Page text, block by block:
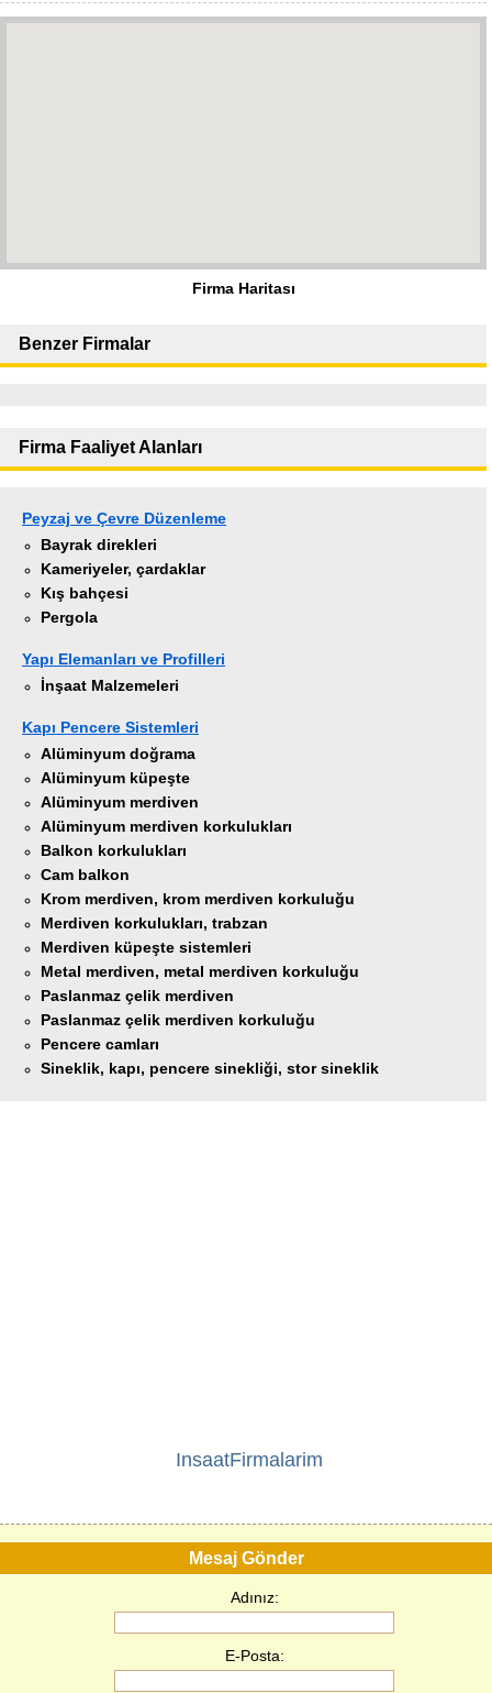
Firma Haritası
Benzer Firmalar
Firma Faaliyet Alanları
Peyzaj ve Çevre Düzenleme
Bayrak direkleri
Kameriyeler, çardaklar
Kış bahçesi
Pergola
Yapı Elemanları ve Profilleri
İnşaat Malzemeleri
Kapı Pencere Sistemleri
Alüminyum doğrama
Alüminyum küpeşte
Alüminyum merdiven
Alüminyum merdiven korkulukları
Balkon korkulukları
Cam balkon
Krom merdiven, krom merdiven korkuluğu
Merdiven korkulukları, trabzan
Merdiven küpeşte sistemleri
Metal merdiven, metal merdiven korkuluğu
Paslanmaz çelik merdiven
Paslanmaz çelik merdiven korkuluğu
Pencere camları
Sineklik, kapı, pencere sinekliği, stor sineklik
InsaatFirmalarim
Mesaj Gönder
Adınız:
E-Posta: